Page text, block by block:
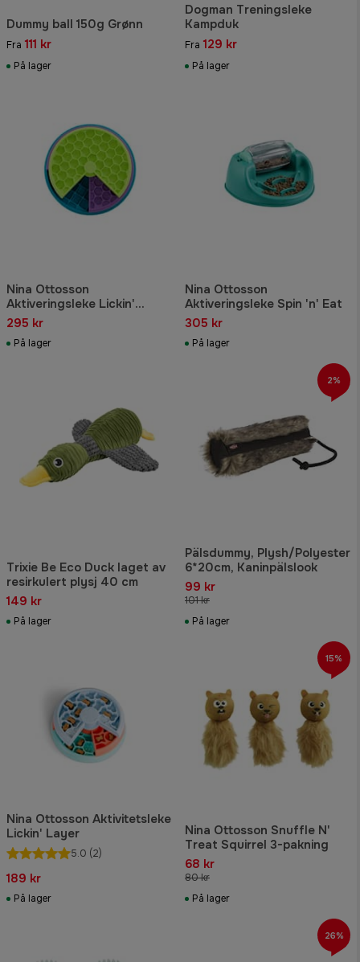
Dummy ball 150g Grønn
Fra 111 kr
På lager
Dogman Treningsleke
Kampduk
Fra 129 kr
På lager
Nina Ottosson
Aktiveringsleke Lickin'
Layers
295 kr
På lager
Nina Ottosson
Aktiveringsleke Spin 'n' Eat
305 kr
På lager
Trixie Be Eco Duck laget av
resirkulert plysj 40 cm
149 kr
På lager
Pälsdummy, Plysh/Polyester
6*20cm, Kaninpälslook
99 kr
101 kr
På lager
2%
Nina Ottosson Aktivitetsleke
Lickin' Layer
5.0 (2)
189 kr
På lager
Nina Ottosson Snuffle N'
Treat Squirrel 3-pakning
68 kr
80 kr
På lager
15%
26%